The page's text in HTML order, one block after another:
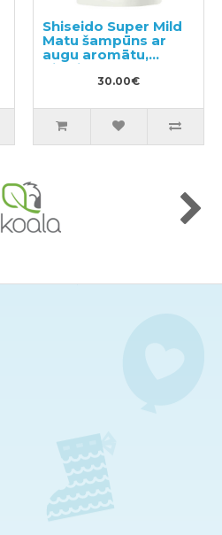
Shiseido Super Mild
Matu šampūns ar
augu aromātu,
pildviela 1000ml
30.00€